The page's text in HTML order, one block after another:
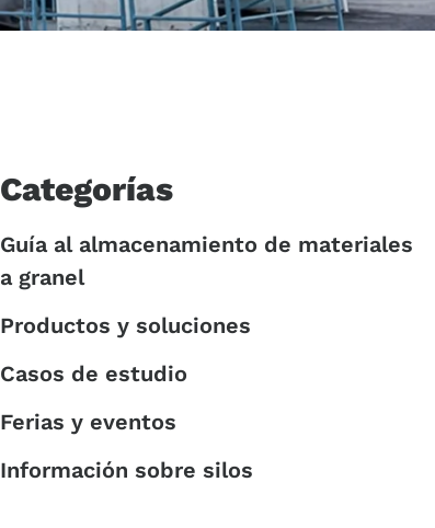
Categorías
Guía al almacenamiento de materiales
a granel
Productos y soluciones
Casos de estudio
Ferias y eventos
Información sobre silos